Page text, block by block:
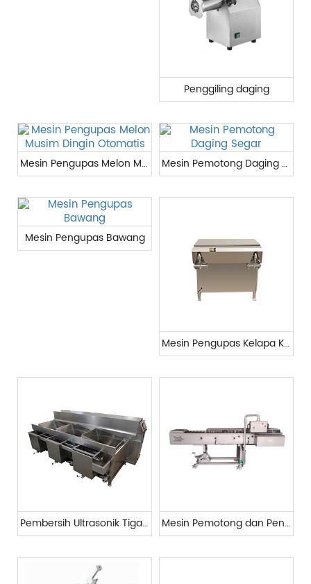
Penggiling daging
Mesin Pengupas Melon Musim Dingin Otomatis Mesin Pemotong Daging Segar
Mesin Pengupas Bawang
Mesin Pengupas Kelapa Komersial
Pembersih Ultrasonik Tiga Tangki Mesin Pemotong dan Penghilang Kepala dan Ekor